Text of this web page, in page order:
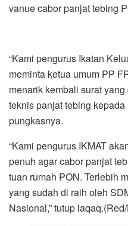
vanue cabor panjat tebing
“Kami pengurus Ikatan
meminta ketua umum PP
menarik kembali surat
teknis panjat tebing kepada
pungkasnya.
“Kami pengurus IKMAT
penuh agar cabor panjat
tuan rumah PON. Terlebih
yang sudah di raih oleh
Nasional,” tutup